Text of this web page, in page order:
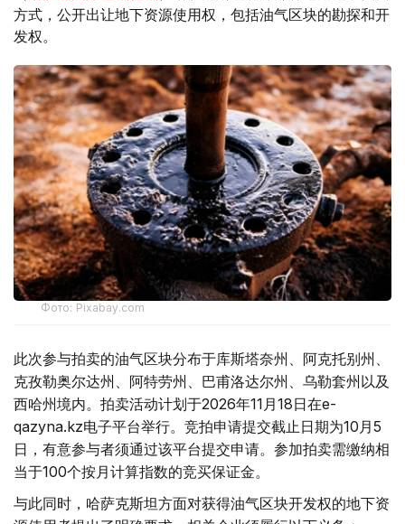
方式，公开出让地下资源使用权，包括油气区块的勘探和开
发权。
Фото: Pixabay.com
此次参与拍卖的油气区块分布于库斯塔奈州、阿克托别州、
克孜勒奥尔达州、阿特劳州、巴甫洛达尔州、乌勒套州以及
西哈州境内。拍卖活动计划于2026年11月18日在e-
qazyna.kz电子平台举行。竞拍申请提交截止日期为10月5
日，有意参与者须通过该平台提交申请。参加拍卖需缴纳相
当于100个按月计算指数的竞买保证金。
与此同时，哈萨克斯坦方面对获得油气区块开发权的地下资